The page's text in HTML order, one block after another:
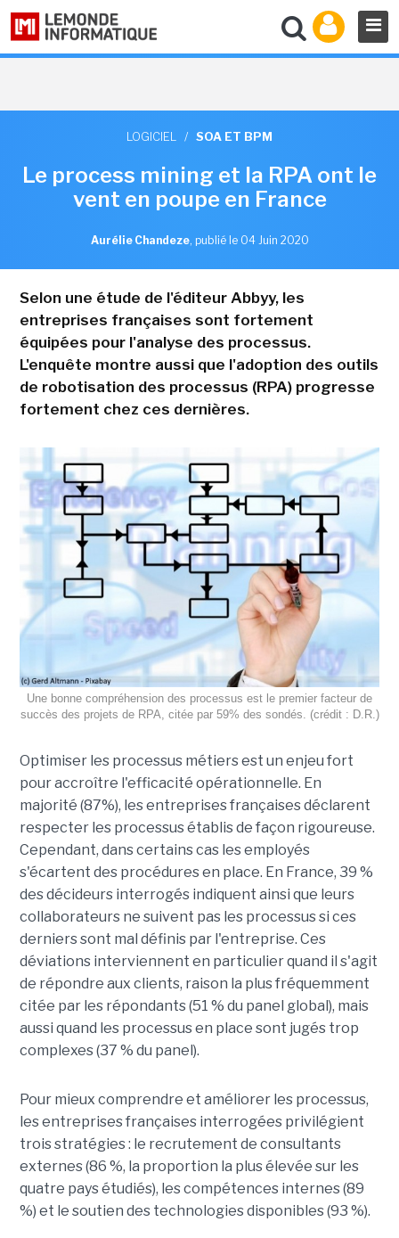
LOGICIEL / SOA ET BPM
Le process mining et la RPA ont le
vent en poupe en France
Aurélie Chandeze, publié le 04 Juin 2020
Selon une étude de l'éditeur Abbyy, les
entreprises françaises sont fortement
équipées pour l'analyse des processus.
L'enquête montre aussi que l'adoption des outils
de robotisation des processus (RPA) progresse
fortement chez ces dernières.
Une bonne compréhension des processus est le premier facteur de
succès des projets de RPA, citée par 59% des sondés. (crédit : D.R.)
Optimiser les processus métiers est un enjeu fort
pour accroître l'efficacité opérationnelle. En
majorité (87%), les entreprises françaises déclarent
respecter les processus établis de façon rigoureuse.
Cependant, dans certains cas les employés
s'écartent des procédures en place. En France, 39 %
des décideurs interrogés indiquent ainsi que leurs
collaborateurs ne suivent pas les processus si ces
derniers sont mal définis par l'entreprise. Ces
déviations interviennent en particulier quand il s'agit
de répondre aux clients, raison la plus fréquemment
citée par les répondants (51 % du panel global), mais
aussi quand les processus en place sont jugés trop
complexes (37 % du panel).
Pour mieux comprendre et améliorer les processus,
les entreprises françaises interrogées privilégient
trois stratégies : le recrutement de consultants
externes (86 %, la proportion la plus élevée sur les
quatre pays étudiés), les compétences internes (89
%) et le soutien des technologies disponibles (93 %).